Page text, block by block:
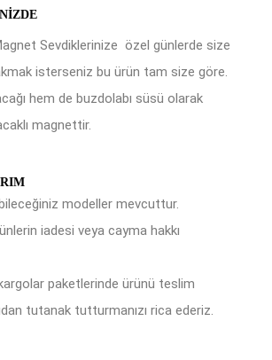
Sevdiklerinize özel günlerde size
isterseniz bu ürün tam size göre.
hem de buzdolabı süsü olarak
magnettir.
modeller mevcuttur.
iadesi veya cayma hakkı
paketlerinde ürünü teslim
tutanak tutturmanızı rica ederiz.